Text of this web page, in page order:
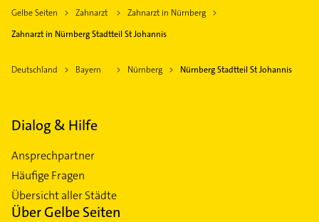
Gelbe Seiten Zahnarzt
Zahnarzt in Nürnberg
Zahnarzt in Nürnberg Stadtteil St Johannis
Deutschland Bayern Nürnberg Nürnberg Stadtteil St Johannis
Dialog & Hilfe
Ansprechpartner
Häufige Fragen
Übersicht aller Städte
Über Gelbe Seiten